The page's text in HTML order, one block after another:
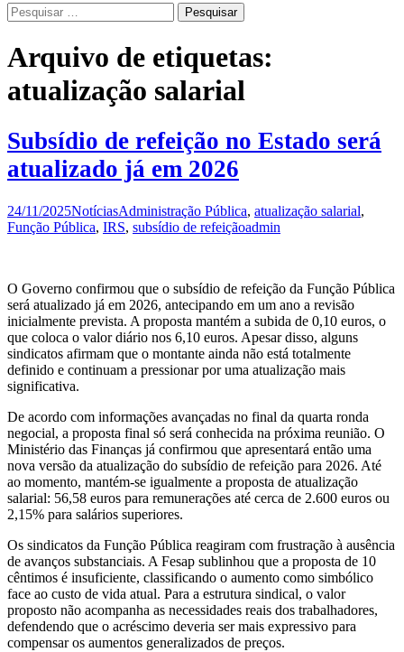
Pesquisar
por:
Arquivo de etiquetas:
atualização salarial
Subsídio de refeição no Estado será
atualizado já em 2026
24/11/2025NotíciasAdministração Pública, atualização salarial,
Função Pública, IRS, subsídio de refeiçãoadmin
O Governo confirmou que o subsídio de refeição da Função Pública
será atualizado já em 2026, antecipando em um ano a revisão
inicialmente prevista. A proposta mantém a subida de 0,10 euros, o
que coloca o valor diário nos 6,10 euros. Apesar disso, alguns
sindicatos afirmam que o montante ainda não está totalmente
definido e continuam a pressionar por uma atualização mais
significativa.
De acordo com informações avançadas no final da quarta ronda
negocial, a proposta final só será conhecida na próxima reunião. O
Ministério das Finanças já confirmou que apresentará então uma
nova versão da atualização do subsídio de refeição para 2026. Até
ao momento, mantém-se igualmente a proposta de atualização
salarial: 56,58 euros para remunerações até cerca de 2.600 euros ou
2,15% para salários superiores.
Os sindicatos da Função Pública reagiram com frustração à ausência
de avanços substanciais. A Fesap sublinhou que a proposta de 10
cêntimos é insuficiente, classificando o aumento como simbólico
face ao custo de vida atual. Para a estrutura sindical, o valor
proposto não acompanha as necessidades reais dos trabalhadores,
defendendo que o acréscimo deveria ser mais expressivo para
compensar os aumentos generalizados de preços.